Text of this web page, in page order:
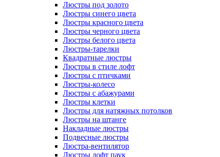
Люстры под золото
Люстры синего цвета
Люстры красного цвета
Люстры черного цвета
Люстры белого цвета
Люстры-тарелки
Квадратные люстры
Люстры в стиле лофт
Люстры с птичками
Люстры-колесо
Люстры с абажурами
Люстры клетки
Люстры для натяжных потолков
Люстры на штанге
Накладные люстры
Подвесные люстры
Люстра-вентилятор
Люстры лофт паук